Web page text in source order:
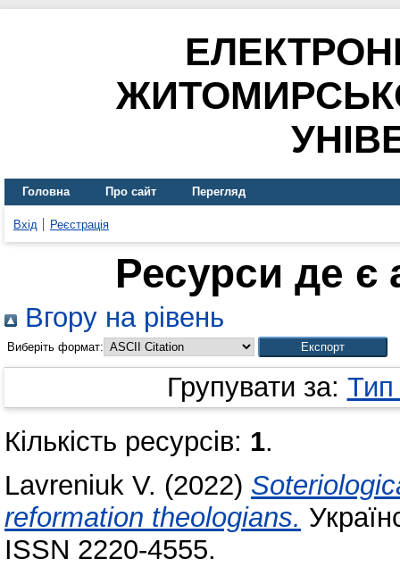
Головна Про сайт Перегляд
Вхід Реєстрація
Ресурси де є
Вгору на рівень
Виберіть формат:
Групувати за: Тип
Кількість ресурсів: 1.
Lavreniuk V. (2022)
reformation theologians.
ISSN 2220-4555.